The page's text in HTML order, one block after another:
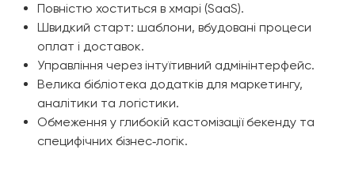
Повністю хоститься в хмарі (SaaS).
Швидкий старт: шаблони, вбудовані процеси
оплат і доставок.
Управління через інтуїтивний адмінінтерфейс.
Велика бібліотека додатків для маркетингу,
аналітики та логістики.
Обмеження у глибокій кастомізації бекенду та
специфічних бізнес‑логік.